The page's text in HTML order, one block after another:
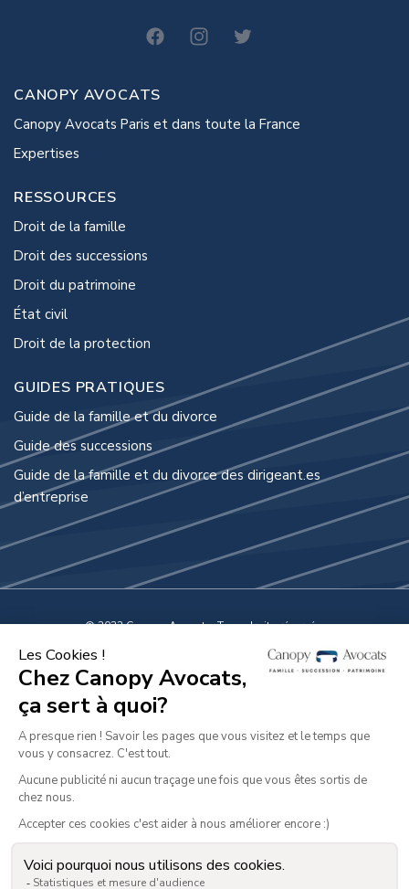
CANOPY AVOCATS
Canopy Avocats Paris et dans toute la France
Expertises
RESSOURCES
Droit de la famille
Droit des successions
Droit du patrimoine
État civil
Droit de la protection
GUIDES PRATIQUES
Guide de la famille et du divorce
Guide des successions
Guide de la famille et du divorce des dirigeant.es
d’entreprise
© 2022 Canopy Avocats. Tous droits réservés.